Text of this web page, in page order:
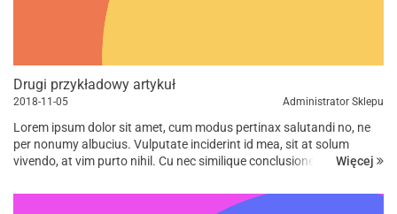
Drugi przykładowy artykuł
2018-11-05 Administrator Sklepu
Lorem ipsum dolor sit amet, cum modus pertinax salutandi no, ne
per nonumy albucius. Vulputate inciderint id mea, sit at solum
vivendo, at vim purto nihil. Cu nec similique conclusionemque, in vis
Więcej